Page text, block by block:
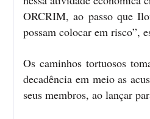
ORCRIM, ao passo que
possam colocar em risco”,
Os caminhos tortuosos
decadência em meio as
seus membros, ao lançar